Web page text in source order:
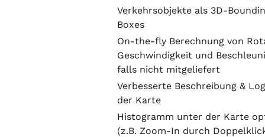
Verkehrsobjekte als 3D-
Boxes
On-the-fly Berechnung von
Geschwindigkeit und
falls nicht mitgeliefert
Verbesserte Beschreibung &
der Karte
Histogramm unter der Karte
(z.B. Zoom-In durch